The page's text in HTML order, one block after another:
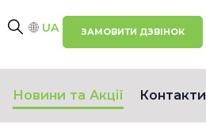
UA ЗАМОВИТИ ДЗВІНОК
Новини та Акції Контакти